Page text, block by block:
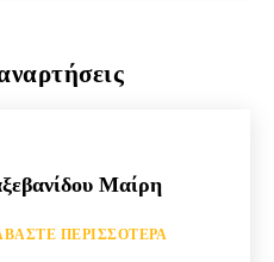
Μαίρη
ΠΕΡΙΣΣΌΤΕΡΑ